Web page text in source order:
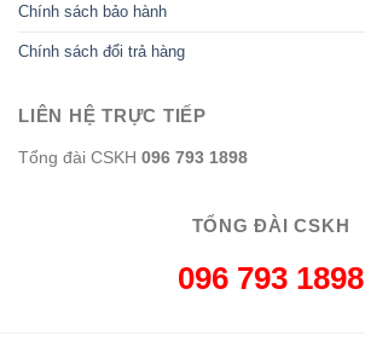
Chính sách bảo hành
Chính sách đổi trả hàng
LIÊN HỆ TRỰC TIẾP
Tổng đài CSKH 096 793 1898
TỔNG ĐÀI CSKH
096 793 1898